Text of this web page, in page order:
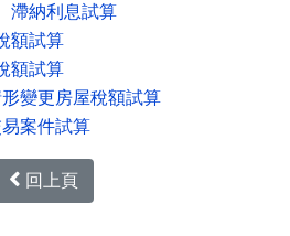
滯納利息試算
額試算
額試算
變更房屋稅額試算
案件試算
回上頁